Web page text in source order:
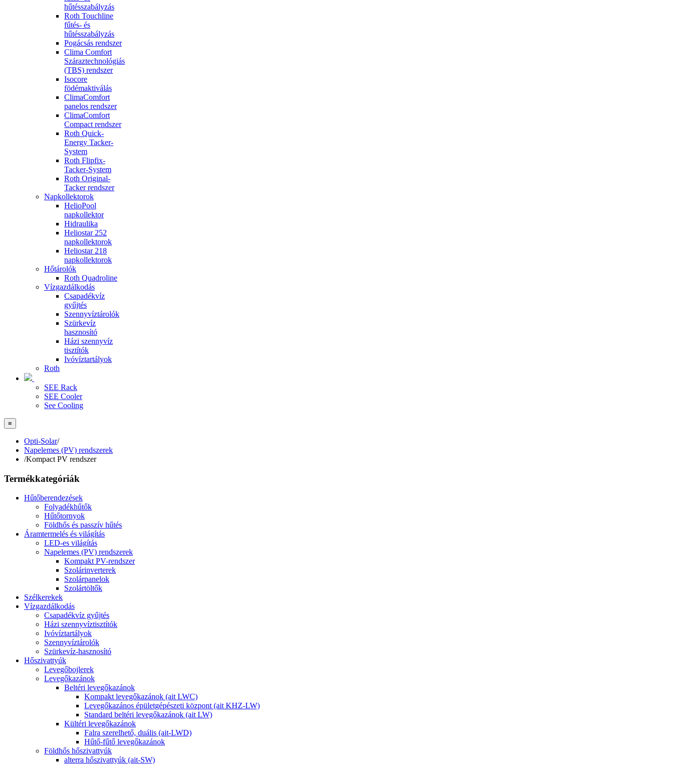
hűtésszabályzás
Roth Touchline
fűtés- és
hűtésszabályzás
Pogácsás rendszer
Clima Comfort
Száraztechnológiás
(TBS) rendszer
Isocore
födémaktiválás
ClimaComfort
panelos rendszer
ClimaComfort
Compact rendszer
Roth Quick-
Energy Tacker-
System
Roth Flipfix-
Tacker-System
Roth Original-
Tacker rendszer
Napkollektorok
HelioPool
napkollektor
Hidraulika
Heliostar 252
napkollektorok
Heliostar 218
napkollektorok
Hőtárolók
Roth Quadroline
Vízgazdálkodás
Csapadékvíz
gyűjtés
Szennyvíztárolók
Szürkevíz
hasznosító
Házi szennyvíz
tisztítók
Ivóvíztartályok
Roth
SEE Rack
SEE Cooler
See Cooling
≡
Opti-Solar/
Napelemes (PV) rendszerek
/Kompact PV rendszer
Termékkategóriák
Hűtőberendezések
Folyadékhűtők
Hűtőtornyok
Földhős és passzív hűtés
Áramtermelés és világítás
LED-es világítás
Napelemes (PV) rendszerek
Kompakt PV-rendszer
Szolárinverterek
Szolárpanelok
Szolártöltők
Szélkerekek
Vízgazdálkodás
Csapadékvíz gyűjtés
Házi szennyvíztisztítók
Ivóvíztartályok
Szennyvíztárolók
Szürkevíz-hasznosító
Hőszivattyúk
Levegőbojlerek
Levegőkazánok
Beltéri levegőkazánok
Kompakt levegőkazánok (ait LWC)
Levegőkazános épületgépészeti központ (ait KHZ-LW)
Standard beltéri levegőkazánok (ait LW)
Kültéri levegőkazánok
Falra szerelhető, duális (ait-LWD)
Hűtő-fűtő levegőkazánok
Földhős hőszivattyúk
alterra hőszivattyúk (ait-SW)